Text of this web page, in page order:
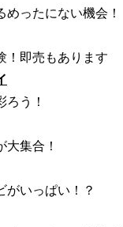
ったにない機会！
！即売もあります
ろう！
大集合！
がいっぱい！？